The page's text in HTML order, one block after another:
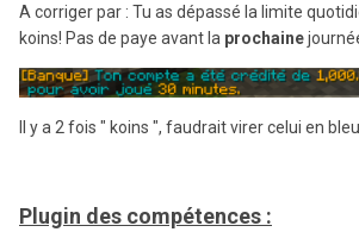
A corriger par : Tu as dépassé la limite
koins! Pas de paye avant la prochaine
Il y a 2 fois " koins ", faudrait virer celui en bleu.
Plugin des compétences :